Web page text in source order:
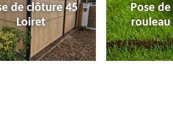
de clôture 45
Loiret
Pose
rouleau